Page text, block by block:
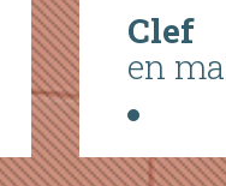
Clef
en